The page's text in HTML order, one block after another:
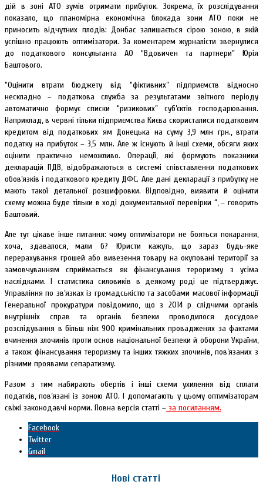
дій в зоні АТО зумів отримати прибуток. Зокрема, їх розслідування
показало, що планомірна економічна блокада зони АТО поки не
приносить відчутних плодів: Донбас залишається сірою зоною, в якій
успішно працюють оптимізатори. За коментарем журналісти звернулися
до податкового консультанта АО “Вдовичен та партнери” Юрія
Баштового.
“Оцінити втрати бюджету від “фіктивних” підприємств відносно
нескладно – податкова служба за результатами звітного періоду
автоматично формує списки “ризикових” суб’єктів господарювання.
Наприклад, в червні тільки підприємства Києва скористалися податковим
кредитом від податкових ям Донецька на суму 3,9 млн грн., втрати
податку на прибуток – 3,5 млн. Але ж існують й інші схеми, обсяги яких
оцінити практично неможливо. Операції, які формують показники
декларацій ПДВ, відображаються в системі співставлення податкових
обов’язків і податкового кредиту ДФС. Але дані декларації з прибутку не
мають такої детальної розшифровки. Відповідно, виявити й оцінити
схему можна буде тільки в ході документальної перевірки “, – говорить
Баштовий.
Але тут цікаве інше питання: чому оптимізатори не бояться покарання,
хоча, здавалося, мали б? Юристи кажуть, що зараз будь-яке
перерахування грошей або вивезення товару на окуповані території за
замовчуванням сприймається як фінансування тероризму з усіма
наслідками. І статистика силовиків в деякому роді це підтверджує.
Управління по зв’язках із громадськістю та засобами масової інформації
Генеральної прокуратури повідомило, що з 2014 р слідчими органів
внутрішніх справ та органів безпеки проводилося досудове
розслідування в більш ніж 900 кримінальних провадженях за фактами
вчинення злочинів проти основ національної безпеки й оборони України,
а також фінансування тероризму та інших тяжких злочинів, пов’язаних з
різними проявами сепаратизму.
Разом з тим набирають обертів і інші схеми ухилення від сплати
податків, пов’язані із зоною АТО. І допомагають у цьому оптимізаторам
свіжі законодавчі норми. Повна версія статті – за посиланням.
Facebook
Twitter
Gmail
Нові статті